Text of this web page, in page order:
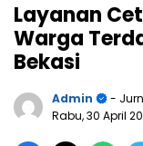
Layanan
Warga
Bekasi
Admin
-
Rabu, 30 April